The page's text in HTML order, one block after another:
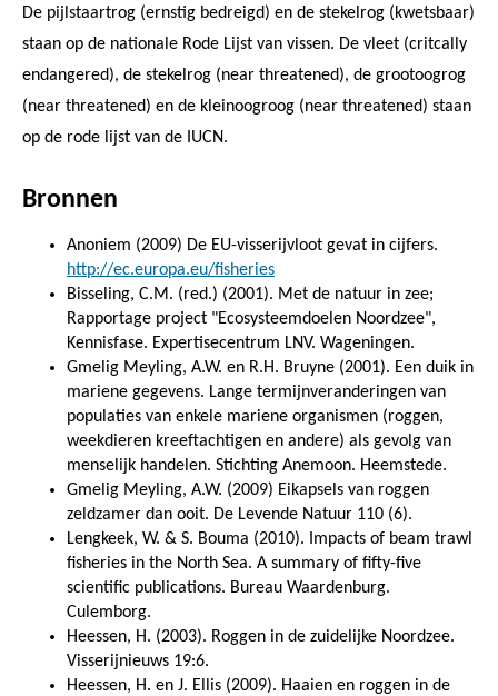
De pijlstaartrog (ernstig bedreigd) en de stekelrog (kwetsbaar)
staan op de nationale Rode Lijst van vissen. De vleet (critcally
endangered), de stekelrog (near threatened), de grootoogrog
(near threatened) en de kleinoogroog (near threatened) staan
op de rode lijst van de IUCN.
Bronnen
Anoniem (2009) De EU-visserijvloot gevat in cijfers.
http://ec.europa.eu/fisheries
Bisseling, C.M. (red.) (2001). Met de natuur in zee;
Rapportage project "Ecosysteemdoelen Noordzee",
Kennisfase. Expertisecentrum LNV. Wageningen.
Gmelig Meyling, A.W. en R.H. Bruyne (2001). Een duik in
mariene gegevens. Lange termijnveranderingen van
populaties van enkele mariene organismen (roggen,
weekdieren kreeftachtigen en andere) als gevolg van
menselijk handelen. Stichting Anemoon. Heemstede.
Gmelig Meyling, A.W. (2009) Eikapsels van roggen
zeldzamer dan ooit. De Levende Natuur 110 (6).
Lengkeek, W. & S. Bouma (2010). Impacts of beam trawl
fisheries in the North Sea. A summary of fifty-five
scientific publications. Bureau Waardenburg.
Culemborg.
Heessen, H. (2003). Roggen in de zuidelijke Noordzee.
Visserijnieuws 19:6.
Heessen, H. en J. Ellis (2009). Haaien en roggen in de